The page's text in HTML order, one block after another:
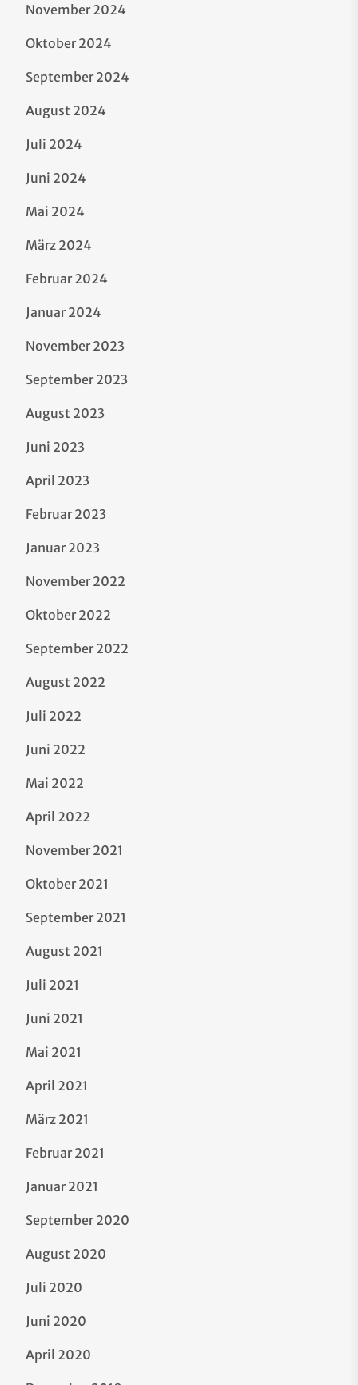
November 2024
Oktober 2024
September 2024
August 2024
Juli 2024
Juni 2024
Mai 2024
März 2024
Februar 2024
Januar 2024
November 2023
September 2023
August 2023
Juni 2023
April 2023
Februar 2023
Januar 2023
November 2022
Oktober 2022
September 2022
August 2022
Juli 2022
Juni 2022
Mai 2022
April 2022
November 2021
Oktober 2021
September 2021
August 2021
Juli 2021
Juni 2021
Mai 2021
April 2021
März 2021
Februar 2021
Januar 2021
September 2020
August 2020
Juli 2020
Juni 2020
April 2020